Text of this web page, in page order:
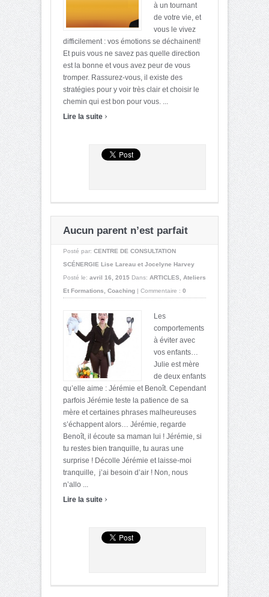
à un tournant
de votre vie, et
vous le vivez
difficilement : vos émotions se déchainent!
Et puis vous ne savez pas quelle direction
est la bonne et vous avez peur de vous
tromper. Rassurez-vous, il existe des
stratégies pour y voir très clair et choisir le
chemin qui est bon pour vous. ...
Lire la suite ›
Aucun parent n’est parfait
Posté par: CENTRE DE CONSULTATION
SCÉNERGIE Lise Lareau et Jocelyne Harvey
Posté le: avril 16, 2015 Dans: ARTICLES
Ateliers
Et Formations
Coaching | Commentaire : 0
Les
comportements
à éviter avec
vos enfants…
Julie est mère
de deux enfants
qu’elle aime : Jérémie et Benoît. Cependant
parfois Jérémie teste la patience de sa
mère et certaines phrases malheureuses
s’échappent alors… Jérémie, regarde
Benoît, il écoute sa maman lui ! Jérémie, si
tu restes bien tranquille, tu auras une
surprise ! Décolle Jérémie et laisse-moi
tranquille, j’ai besoin d’air ! Non, nous
n’allo ...
Lire la suite ›